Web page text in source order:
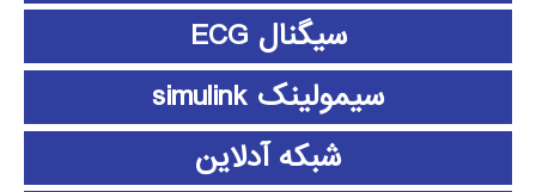
سیگنال ECG
سیمولینک simulink
شبکه آدلاین